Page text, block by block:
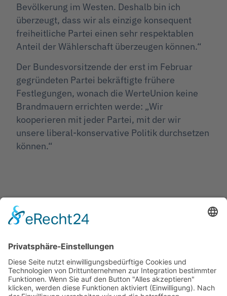
Bevölkerung im Westen. Deshalb bin ich
überzeugt, dass wir als einzige konsequent
freiheitliche Partei einen sehr respektablen
Anteil der Wählerschaft überzeugen können.“
Der Bundesvorsitzende der erst im Februar
gegründeten Partei bekräftigte frühere
Festlegungen, wonach die WerteUnion keine
Brandmauern errichten werde: „Wir
kooperieren mit jeder Partei, mit der wir
unsere liberal-konservative Politik durchsetzen
können.“
Jetzt teilen
Facebook Twitter
Pinterest WhatsApp Telegram